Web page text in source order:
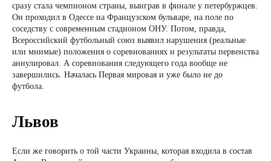
сразу стала чемпионом страны, выиграв в финале у петербуржцев.
Он проходил в Одессе на Французском бульваре, на поле по
соседству с современным стадионом ОНУ. Потом, правда,
Всероссийский футбольный союз выявил нарушения (реальные
или мнимые) положения о соревнованиях и результаты первенства
аннулировал. А соревнования следующего года вообще не
завершились. Началась Первая мировая и уже было не до
футбола.
Львов
Если же говорить о той части Украины, которая входила в состав